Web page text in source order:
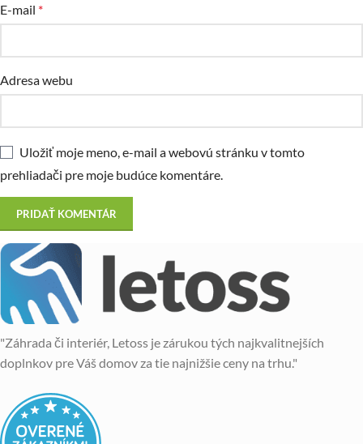
E-mail *
Adresa webu
Uložiť moje meno, e-mail a webovú stránku v tomto
prehliadači pre moje budúce komentáre.
"Záhrada či interiér, Letoss je zárukou tých najkvalitnejších
doplnkov pre Váš domov za tie najnižšie ceny na trhu."